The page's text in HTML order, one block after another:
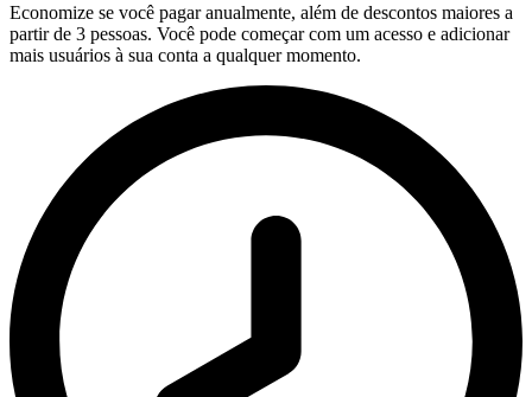
Economize se você pagar anualmente, além de descontos maiores a
partir de 3 pessoas. Você pode começar com um acesso e adicionar
mais usuários à sua conta a qualquer momento.